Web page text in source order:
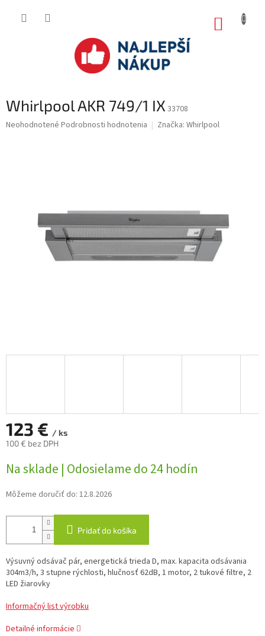
Whirlpool AKR 749/1 IX 33708
Priemerné
Neohodnotené Podrobnosti hodnotenia Značka: Whirlpool
123 € / ks
100 € bez DPH
cena:
Na sklade | Odosielame do 24 hodín
Môžeme doručiť do: 12.8.2026
Pridať do košíka
Výsuvný odsávač pár, energetická trieda D, max. kapacita odsávania
304m3/h, 3 stupne rýchlosti, hlučnosť 62dB, 1 motor, 2 tukové filtre, 2
LED žiarovky
Informačný list výrobku
Detailné informácie